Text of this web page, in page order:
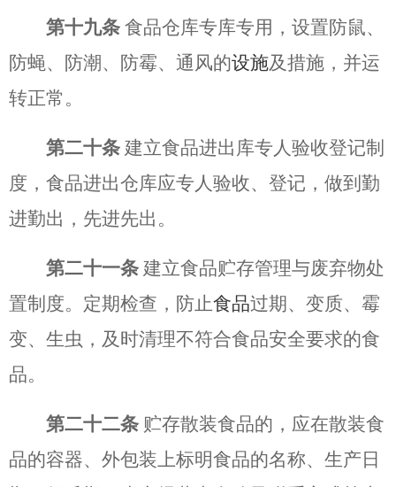
第十九条 食品仓库专库专用，设置防鼠、
防蝇、防潮、防霉、通风的设施及措施，并运
转正常。
第二十条 建立食品进出库专人验收登记制
度，食品进出仓库应专人验收、登记，做到勤
进勤出，先进先出。
第二十一条 建立食品贮存管理与废弃物处
置制度。定期检查，防止食品过期、变质、霉
变、生虫，及时清理不符合食品安全要求的食
品。
第二十二条 贮存散装食品的，应在散装食
品的容器、外包装上标明食品的名称、生产日